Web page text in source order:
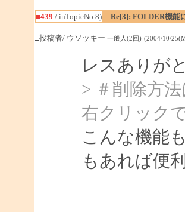
■439 / inTopicNo.8) Re[3]: FOLDER機能
□投稿者/ ウソッキー 一般人(2回)-(2004/10/
レスありが
> ＃削除方
右クリックで
こんな機能
もあれば便